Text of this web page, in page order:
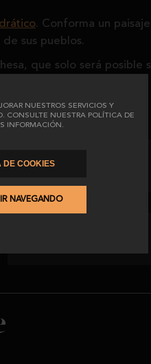
NUESTROS SERVICIOS Y
CONSULTE NUESTRA POLÍTICA DE
INFORMACIÓN.
NAVEGANDO
. Conforma un
sus pueblos.
que solo será posible
tierra.
DE COOKIES